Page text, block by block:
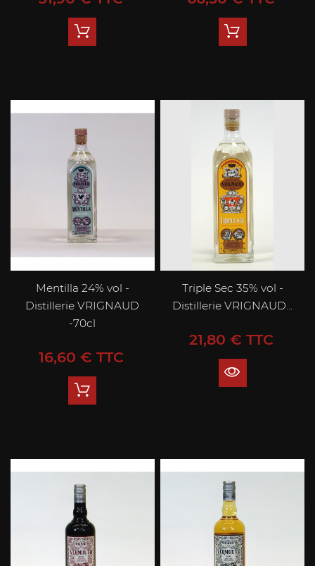
Mentilla 24% vol -
Distillerie VRIGNAUD
-70cl
Prix
16,60 € TTC
Triple Sec 35% vol -
Distillerie VRIGNAUD...
Prix
21,80 € TTC